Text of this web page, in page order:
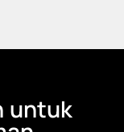
untuk